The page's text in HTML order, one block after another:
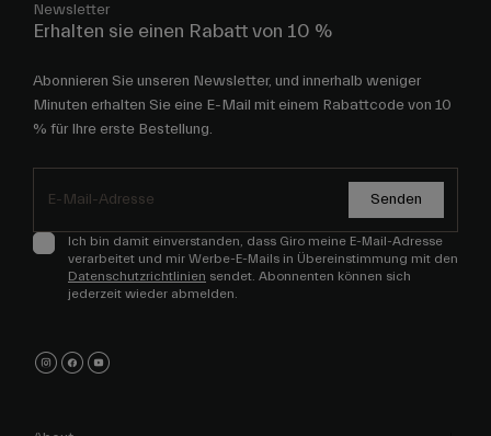
Newsletter
Erhalten sie einen Rabatt von 10 %
Abonnieren Sie unseren Newsletter, und innerhalb weniger
Minuten erhalten Sie eine E-Mail mit einem Rabattcode von 10
% für Ihre erste Bestellung.
Senden
Ich bin damit einverstanden, dass Giro meine E-Mail-Adresse
verarbeitet und mir Werbe-E-Mails in Übereinstimmung mit den
Datenschutzrichtlinien sendet. Abonnenten können sich
jederzeit wieder abmelden.